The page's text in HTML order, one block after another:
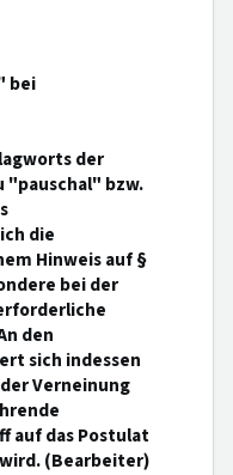
bei
der
bzw.
die
Hinweis auf §
bei der
den
sich indessen
Verneinung
auf das Postulat
(Bearbeiter)